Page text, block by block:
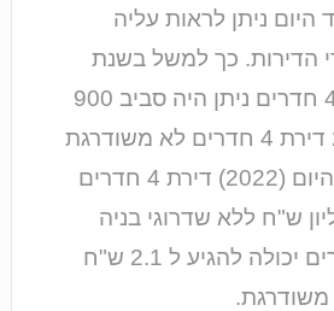
שנת 2015 ועד היום ניתן לראות עליה
הדירות. כך למשל בשנת
2016 מחיר דירת 4 חדרים ניתן היה סביב 900
אלף ש"ח, ב 2021 דירת 4 חדרים לא משודרגת
עלתה 1.4 מיליון, והיום (2022) דירת 4 חדרים
ב 1.8 מיליון ש"ח ללא שדרוגי בניה
שונים. דירת 4 חדרים יכולה להגיע ל 2.1 ש"ח
משודרגת.